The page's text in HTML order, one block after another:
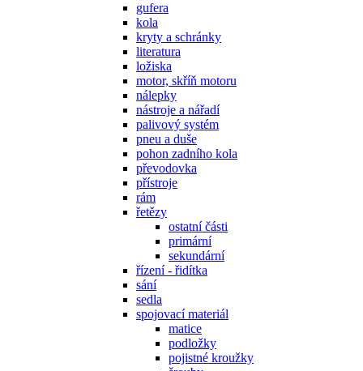
gufera
kola
kryty a schránky
literatura
ložiska
motor, skříň motoru
nálepky
nástroje a nářadí
palivový systém
pneu a duše
pohon zadního kola
převodovka
přístroje
rám
řetězy
ostatní části
primární
sekundární
řízení - řidítka
sání
sedla
spojovací materiál
matice
podložky
pojistné kroužky